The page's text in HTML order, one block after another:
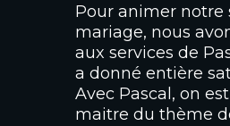
Pour animer notre
mariage, nous
aux services de
a donné entière
Avec Pascal, on
maitre du thème